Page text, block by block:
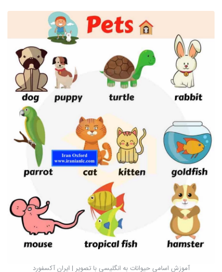
آموزش اسامی حیوانات به انگلیسی با تصویر | ایران آکسفورد